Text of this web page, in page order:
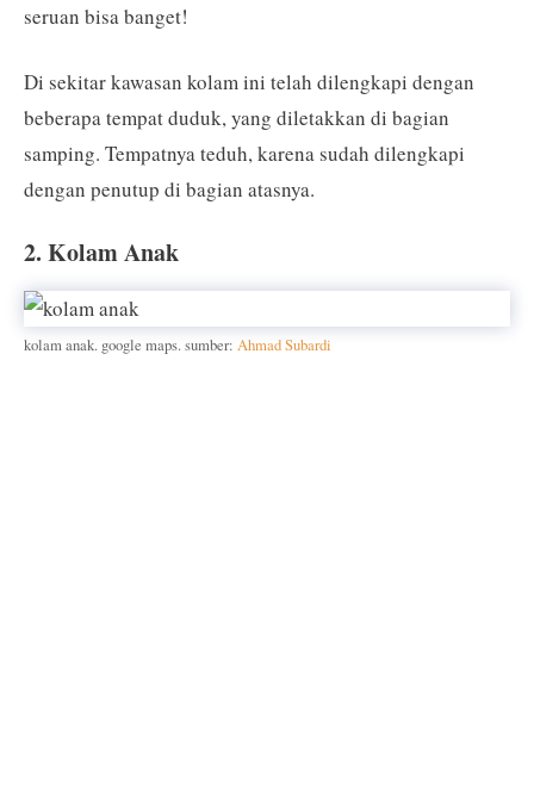
seruan bisa banget!
Di sekitar kawasan kolam ini telah dilengkapi dengan
beberapa tempat duduk, yang diletakkan di bagian
samping. Tempatnya teduh, karena sudah dilengkapi
dengan penutup di bagian atasnya.
2. Kolam Anak
kolam anak. google maps. sumber: Ahmad Subardi